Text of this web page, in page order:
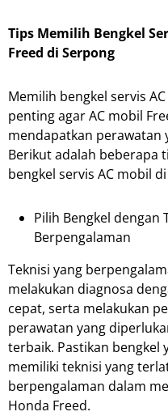
Tips Memilih Bengkel
Freed di Serpong
Memilih bengkel servis
penting agar AC mobil
mendapatkan perawatan
Berikut adalah beberapa
bengkel servis AC mobil
Pilih Bengkel dengan
Berpengalaman
Teknisi yang
melakukan diagnosa
cepat, serta melakukan
perawatan yang
terbaik. Pastikan bengkel
memiliki teknisi yang
berpengalaman dalam
Honda Freed.